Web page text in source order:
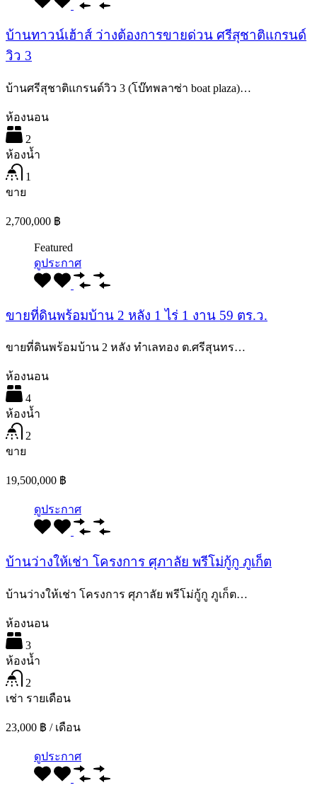
บ้านทาวน์เฮ้าส์ ว่างต้องการขายด่วน ศรีสุชาติแกรนด์
วิว 3
บ้านศรีสุชาติแกรนด์วิว 3 (โบ๊ทพลาซ่า boat plaza)…
ห้องนอน
2
ห้องน้ำ
1
ขาย
2,700,000 ฿
Featured
ดูประกาศ
ขายที่ดินพร้อมบ้าน 2 หลัง 1 ไร่ 1 งาน 59 ตร.ว.
ขายที่ดินพร้อมบ้าน 2 หลัง ทำเลทอง ต.ศรีสุนทร…
ห้องนอน
4
ห้องน้ำ
2
ขาย
19,500,000 ฿
ดูประกาศ
บ้านว่างให้เช่า โครงการ ศุภาลัย พรีโม่กู้กู ภูเก็ต
บ้านว่างให้เช่า โครงการ ศุภาลัย พรีโม่กู้กู ภูเก็ต…
ห้องนอน
3
ห้องน้ำ
2
เช่า รายเดือน
23,000 ฿ / เดือน
ดูประกาศ